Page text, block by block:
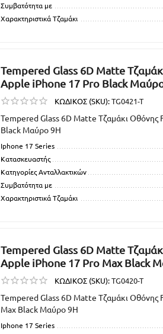
Συμβατότητα με
Χαρακτηριστικά Τζαμάκι
Tempered Glass 6D Matte
Apple iPhone 17 Pro Black
ΚΩΔΙΚΟΣ (SKU):TG0421-T
Tempered Glass 6D Matte Τζαμάκι
Black Μαύρο 9H
Iphone 17 Series
Κατασκευαστής
Κατηγορίες Ανταλλακτικών
Συμβατότητα με
Χαρακτηριστικά Τζαμάκι
Tempered Glass 6D Matte
Apple iPhone 17 Pro Max Black
ΚΩΔΙΚΟΣ (SKU):TG0420-T
Tempered Glass 6D Matte Τζαμάκι
Max Black Μαύρο 9H
Iphone 17 Series